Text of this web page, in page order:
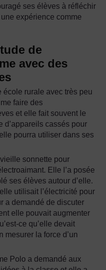
ses élèves à réfléchir
expérience comme
de
avec des
école rurale avec très peu
faire des
et elle fait souvent le
d’appareils cassés pour
pourra utiliser dans ses
sonnette pour
Elle l’a posée
ses élèves autour d’elle.
utilisait l’électricité pour
a demandé de discuter
elle pouvait augmenter
ce qu’elle devait
mesurer la force d’un
Polo a demandé aux